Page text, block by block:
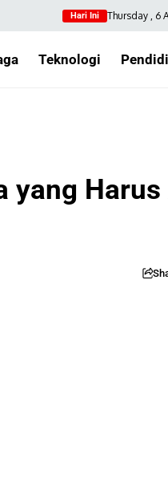
Hari Ini Thursday , 6
Teknologi
yang Harus